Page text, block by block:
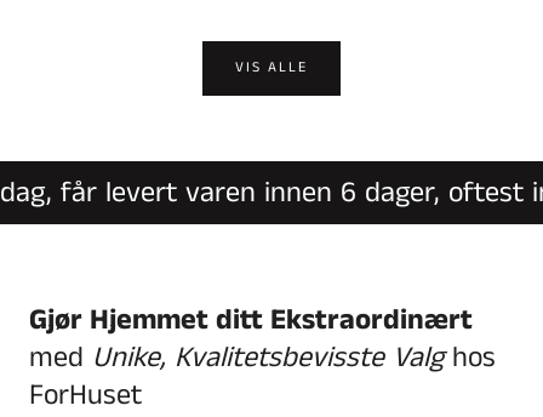
VIS ALLE
levert varen innen 6 dager, oftest
Gjør Hjemmet ditt Ekstraordinært
med Unike, Kvalitetsbevisste Valghos
ForHuset